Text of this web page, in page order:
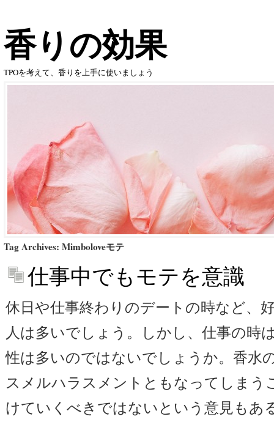
香りの効果
TPOを考えて、香りを上手に使いましょう
Tag Archives: Mimboloveモテ
仕事中でもモテを意識
休日や仕事終わりのデートの時など、
人は多いでしょう。しかし、仕事の時
性は多いのではないでしょうか。香水
スメルハラスメントともなってしまう
けていくべきではないという意見もあ